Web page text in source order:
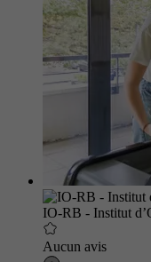
IO-RB - Institut
Aucun avis